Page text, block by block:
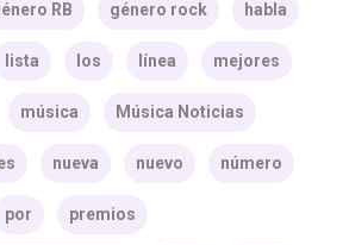
RB género rock habla
lista los línea mejores
música Música Noticias
nueva nuevo número
por premios